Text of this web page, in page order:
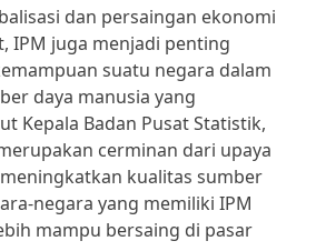
dan persaingan ekonomi
IPM juga menjadi penting
suatu negara dalam
daya manusia yang
Kepala Badan Pusat Statistik,
cerminan dari upaya
kualitas sumber
negara yang memiliki IPM
mampu bersaing di pasar